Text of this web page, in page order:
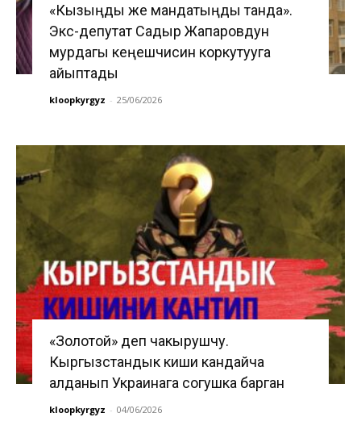
«Кызыңды же мандатыңды танда».
Экс-депутат Садыр Жапаровдун
мурдагы кеңешчисин коркутууга
айыптады
kloopkyrgyz - 25/06/2026
«Золотой» деп чакырушчу.
Кыргызстандык киши кандайча
алданып Украинага согушка барган
kloopkyrgyz - 04/06/2026